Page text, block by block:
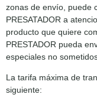
zonas de envío, puede
PRESATADOR a
producto que quiere
PRESTADOR pueda
especiales no
La tarifa máxima de
siguiente: